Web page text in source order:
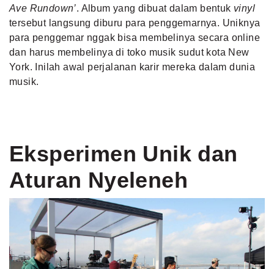
Ave Rundown’. Album yang dibuat dalam bentuk vinyl
tersebut langsung diburu para penggemarnya. Uniknya
para penggemar nggak bisa membelinya secara online
dan harus membelinya di toko musik sudut kota New
York. Inilah awal perjalanan karir mereka dalam dunia
musik.
Eksperimen Unik dan
Aturan Nyeleneh